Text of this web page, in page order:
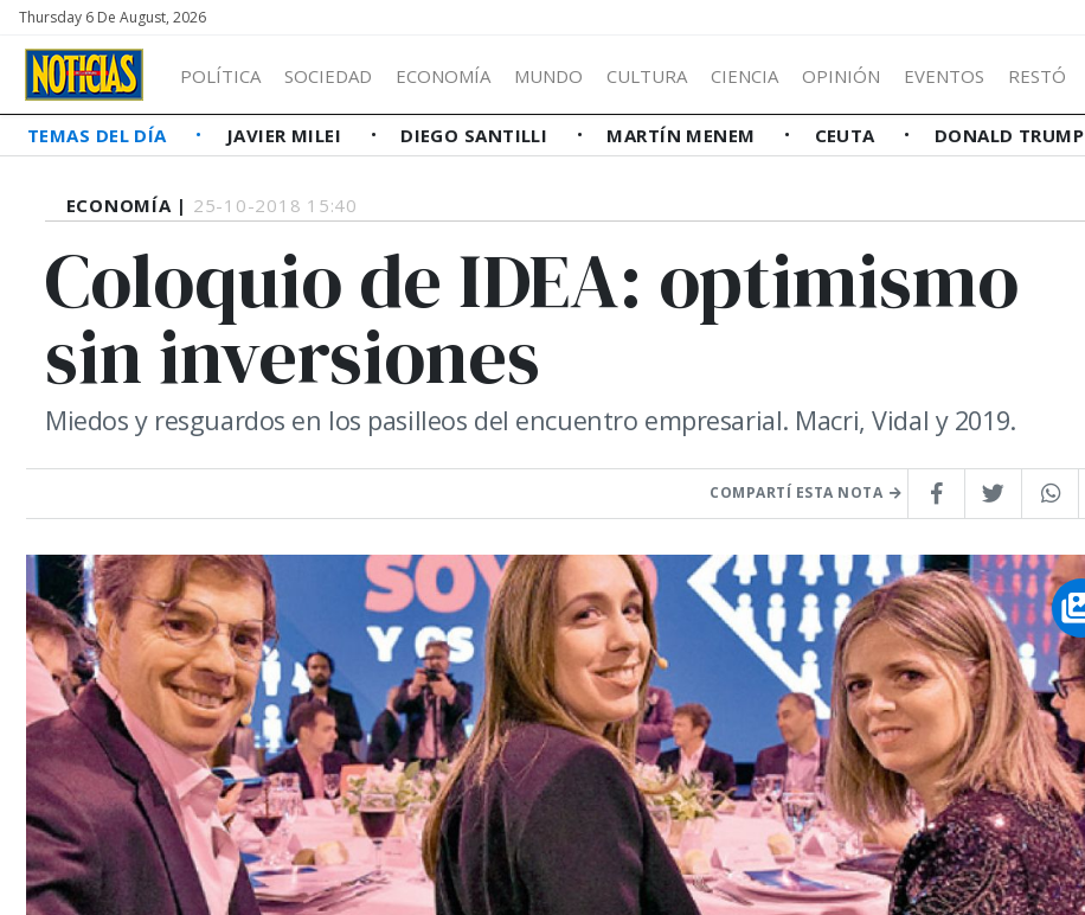
Thursday 6 De August, 2026
POLÍTICA SOCIEDAD ECONOMÍA MUNDO CULTURA CIENCIA OPINIÓN EVENTOS RESTÓ
TEMAS DEL DÍA JAVIER MILEI DIEGO SANTILLI MARTÍN MENEM CEUTA DONALD TRUMP
ECONOMÍA | 25-10-2018 15:40
Coloquio de IDEA: optimismo
sin inversiones
Miedos y resguardos en los pasilleos del encuentro empresarial. Macri, Vidal y 2019.
COMPARTÍ ESTA NOTA